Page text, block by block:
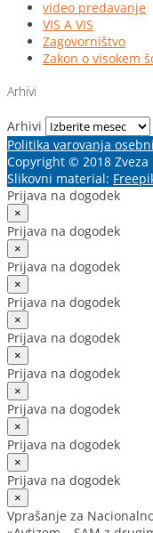
video predavanje
VIS A VIS
Zagovorništvo
Zakon o visokem
Arhivi
Arhivi
Politika varovanja
Copyright © 2018 Zveza
Slikovni material:
Prijava na dogodek
×
Prijava na dogodek
×
Prijava na dogodek
×
Prijava na dogodek
×
Prijava na dogodek
×
Prijava na dogodek
×
Prijava na dogodek
×
Prijava na dogodek
×
Prijava na dogodek
×
Vprašanje za